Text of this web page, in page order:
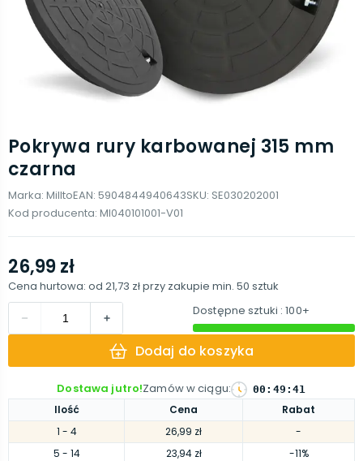
Pokrywa rury karbowanej 315 mm
czarna
Marka: MilltoEAN: 5904844940643SKU: SE030202001
Kod producenta: MI040101001-V01
Ilość Cena
Rabat
1 - 4 26,99 zł
-
5 - 14 23,94 zł
-11%
26,99 zł
Cena hurtowa: od 21,73 złprzy zakupie min. 50 sztuk
Dostępne sztuki : 100+
Dodaj do koszyka
Dostawa jutro!Zamów w ciągu: 00 : 49 :40